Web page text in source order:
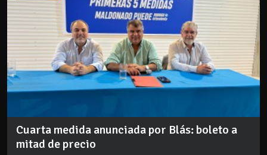
Cuarta medida anunciada por Blás: boleto a
mitad de precio